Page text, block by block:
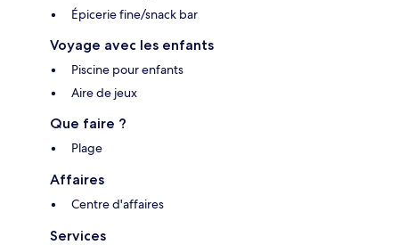
Épicerie fine/snack bar
Voyage avec les enfants
Piscine pour enfants
Aire de jeux
Que faire ?
Plage
Affaires
Centre d'affaires
Services